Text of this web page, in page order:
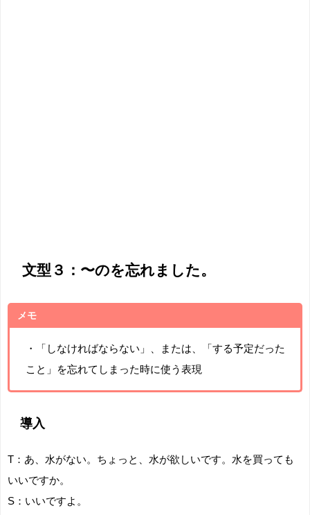
文型３：〜のを忘れました。
メモ
・「しなければならない」、または、「する予定だった
こと」を忘れてしまった時に使う表現
導入
T：あ、水がない。ちょっと、水が欲しいです。水を買っても
いいですか。
S：いいですよ。